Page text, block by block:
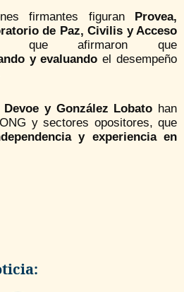
firmantes figuran Provea,
de Paz, Civilis y Acceso
que afirmaron que
y evaluando el desempeño
Devoe y González Lobato han
y sectores opositores, que
y experiencia en